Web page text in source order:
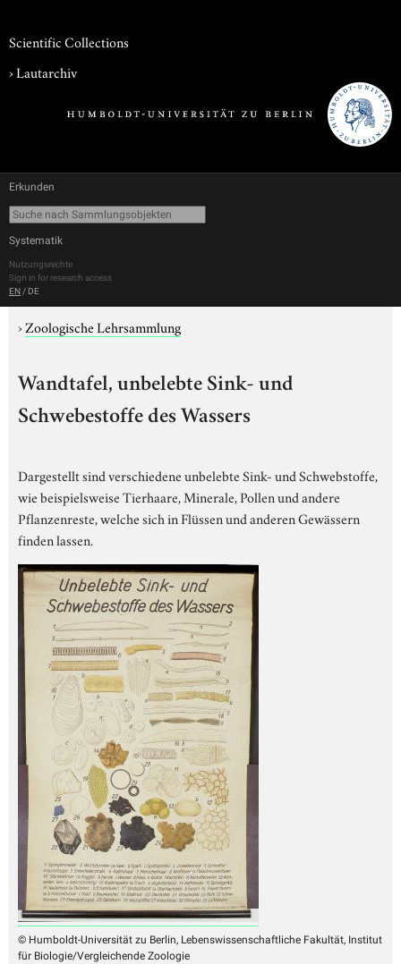
Scientific Collections
›Lautarchiv
Erkunden
Systematik
Nutzungsrechte
Sign in for research access
EN / DE
›Zoologische Lehrsammlung
Wandtafel, unbelebte Sink- und
Schwebestoffe des Wassers
Dargestellt sind verschiedene unbelebte Sink- und Schwebstoffe,
wie beispielsweise Tierhaare, Minerale, Pollen und andere
Pflanzenreste, welche sich in Flüssen und anderen Gewässern
finden lassen.
© Humboldt-Universität zu Berlin, Lebenswissenschaftliche Fakultät, Institut
für Biologie/Vergleichende Zoologie